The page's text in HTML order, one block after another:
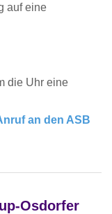
auf eine
die Uhr eine
an den ASB
Osdorfer